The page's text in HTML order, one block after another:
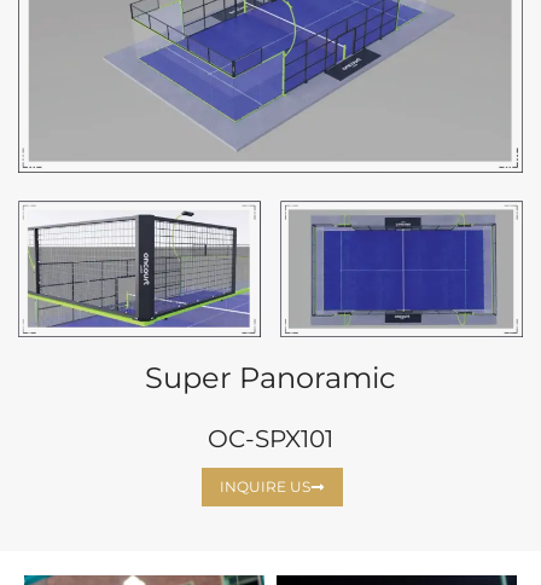
Super Panoramic
OC-SPX101
INQUIRE US